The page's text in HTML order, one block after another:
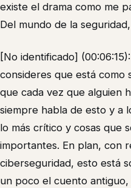
existe el drama como me
Del mundo de la
[No identificado]
consideres que está como
que cada vez que alguien
siempre habla de esto y a
lo más crítico y cosas que
importantes. En plan, con
ciberseguridad, esto está
un poco el cuento